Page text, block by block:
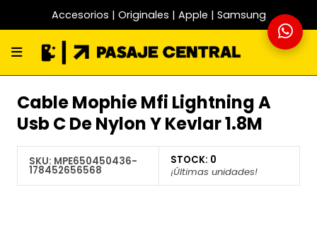
Accesorios | Originales | Apple | Samsung
Cable Mophie Mfi Lightning A
Usb C De Nylon Y Kevlar 1.8M
SKU: MPE650450436-
178452656568
STOCK: 0
¡Últimas unidades!